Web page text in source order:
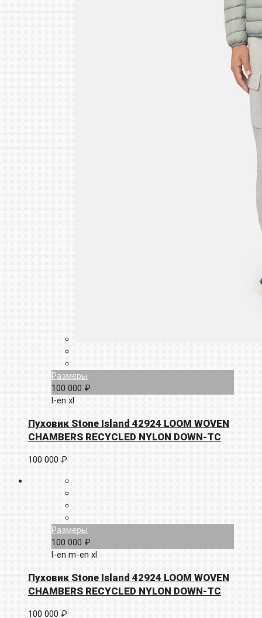
Размеры
100 000 ₽
l-en xl
Пуховик Stone Island 42924 LOOM WOVEN
CHAMBERS RECYCLED NYLON DOWN-TC
100 000 ₽
Размеры
100 000 ₽
l-en m-en xl
Пуховик Stone Island 42924 LOOM WOVEN
CHAMBERS RECYCLED NYLON DOWN-TC
100 000 ₽